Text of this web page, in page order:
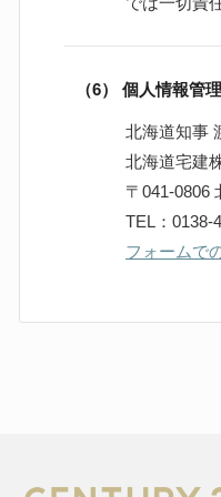
（6） 個人情報管
北海道知事
北海道宅建
〒041-0806
TEL：0138-
フォームで